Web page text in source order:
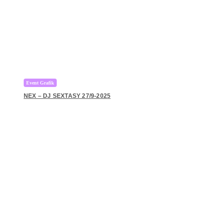
Event Grafik
NEX – DJ SEXTASY 27/9-2025